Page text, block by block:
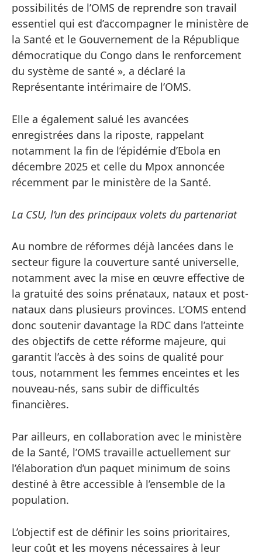
possibilités de l’OMS de reprendre son travail
essentiel qui est d’accompagner le ministère de
la Santé et le Gouvernement de la République
démocratique du Congo dans le renforcement
du système de santé », a déclaré la
Représentante intérimaire de l’OMS.
Elle a également salué les avancées
enregistrées dans la riposte, rappelant
notamment la fin de l’épidémie d’Ebola en
décembre 2025 et celle du Mpox annoncée
récemment par le ministère de la Santé.
La CSU, l’un des principaux volets du partenariat
Au nombre de réformes déjà lancées dans le
secteur figure la couverture santé universelle,
notamment avec la mise en œuvre effective de
la gratuité des soins prénataux, nataux et post-
nataux dans plusieurs provinces. L’OMS entend
donc soutenir davantage la RDC dans l’atteinte
des objectifs de cette réforme majeure, qui
garantit l’accès à des soins de qualité pour
tous, notamment les femmes enceintes et les
nouveau-nés, sans subir de difficultés
financières.
Par ailleurs, en collaboration avec le ministère
de la Santé, l’OMS travaille actuellement sur
l’élaboration d’un paquet minimum de soins
destiné à être accessible à l’ensemble de la
population.
L’objectif est de définir les soins prioritaires,
leur coût et les moyens nécessaires à leur